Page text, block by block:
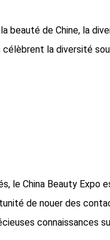
de Chine, la
célèbrent la diversité
le China Beauty Expo
de nouer des
connaissances